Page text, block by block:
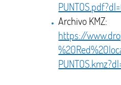
Archivo KMZ:
https://